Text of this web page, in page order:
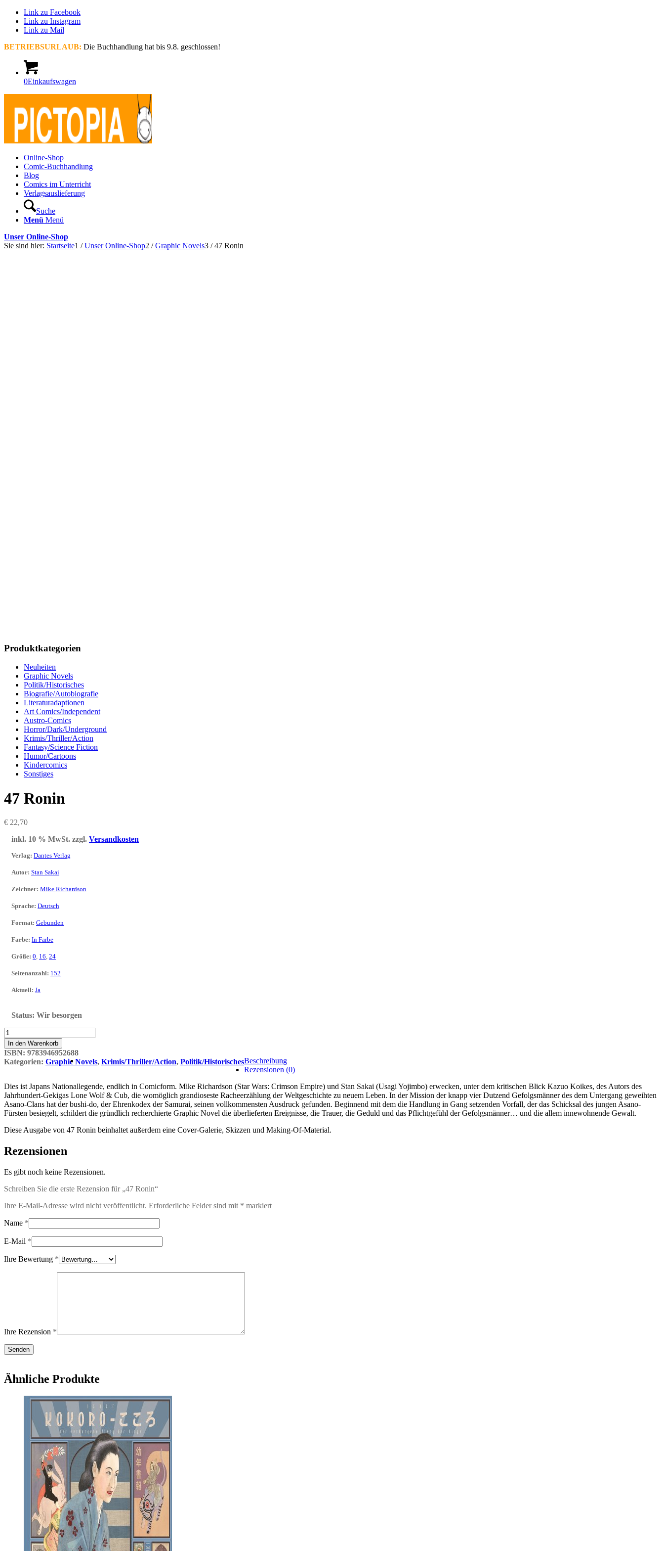
Link zu Facebook
Link zu Instagram
Link zu Mail
BETRIEBSURLAUB: Die Buchhandlung hat bis 9.8. geschlossen!
0Einkaufswagen
Online-Shop
Comic-Buchhandlung
Blog
Comics im Unterricht
Verlagsauslieferung
Suche
Menü Menü
Unser Online-Shop
Sie sind hier: Startseite1 / Unser Online-Shop2 / Graphic Novels3 / 47 Ronin
Produktkategorien
Neuheiten
Graphic Novels
Politik/Historisches
Biografie/Autobiografie
Literaturadaptionen
Art Comics/Independent
Austro-Comics
Horror/Dark/Underground
Krimis/Thriller/Action
Fantasy/Science Fiction
Humor/Cartoons
Kindercomics
Sonstiges
47 Ronin
€ 22,70
inkl. 10 % MwSt. zzgl. Versandkosten
Verlag: Dantes Verlag
Autor: Stan Sakai
Zeichner: Mike Richardson
Sprache: Deutsch
Format: Gebunden
Farbe: In Farbe
Größe: 0, 16, 24
Seitenanzahl: 152
Aktuell: Ja
Status: Wir besorgen
47
Ronin
Menge
In den Warenkorb
ISBN: 9783946952688
Kategorien: Graphic Novels, Krimis/Thriller/Action, Politik/HistorischesBeschreibung
Rezensionen (0)
Dies ist Japans Nationallegende, endlich in Comicform. Mike Richardson (Star Wars: Crimson Empire) und Stan Sakai (Usagi Yojimbo) erwecken, unter dem kritischen Blick Kazuo Koikes, des Autors des
Jahrhundert-Gekigas Lone Wolf & Cub, die womöglich grandioseste Racheerzählung der Weltgeschichte zu neuem Leben. In der Mission der knapp vier Dutzend Gefolgsmänner des dem Untergang geweihten
Asano-Clans hat der bushi-do, der Ehrenkodex der Samurai, seinen vollkommensten Ausdruck gefunden. Beginnend mit dem die Handlung in Gang setzenden Vorfall, der das Schicksal des jungen Asano-
Fürsten besiegelt, schildert die gründlich recherchierte Graphic Novel die überlieferten Ereignisse, die Trauer, die Geduld und das Pflichtgefühl der Gefolgsmänner… und die allem innewohnende Gewalt.
Diese Ausgabe von 47 Ronin beinhaltet außerdem eine Cover-Galerie, Skizzen und Making-Of-Material.
Rezensionen
Es gibt noch keine Rezensionen.
Schreiben Sie die erste Rezension für „47 Ronin“
Ihre E-Mail-Adresse wird nicht veröffentlicht. Erforderliche Felder sind mit * markiert
Name *
E-Mail *
Ihre Bewertung *
Ihre Rezension *
Ähnliche Produkte